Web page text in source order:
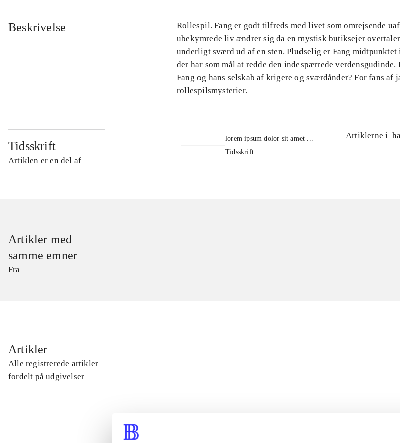
Beskrivelse
Rollespil. Fang er godt tilfreds med livet som omrejsende
ubekymrede liv ændrer sig da en mystisk butiksejer
underligt sværd ud af en sten. Pludselig er Fang
der har som mål at redde den indespærrede
Fang og hans selskab af krigere og sværdånder? For fans af
rollespilsmysterier.
Tidsskrift
Artiklen er en del af
lorem ipsum dolor sit amet ...
Tidsskrift
Artiklerne i
Artikler med
samme emner
Fra
Artikler
Alle registrerede artikler
fordelt på udgivelser